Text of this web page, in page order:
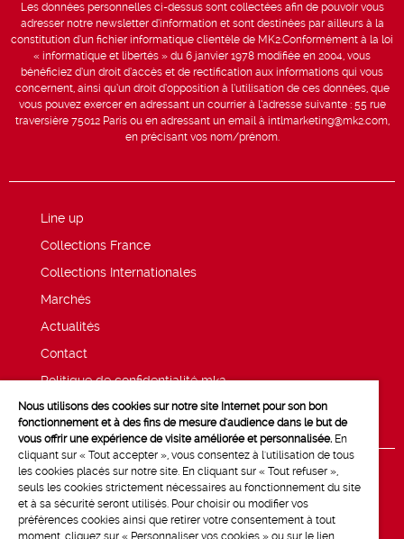
Les données personnelles ci-dessus sont collectées afin de pouvoir vous
adresser notre newsletter d’information et sont destinées par ailleurs à la
constitution d’un fichier informatique clientèle de MK2.Conformément à la loi
« informatique et libertés » du 6 janvier 1978 modifiée en 2004, vous
bénéficiez d’un droit d’accès et de rectification aux informations qui vous
concernent, ainsi qu’un droit d’opposition à l’utilisation de ces données, que
vous pouvez exercer en adressant un courrier à l’adresse suivante : 55 rue
traversière 75012 Paris ou en adressant un email à intlmarketing@mk2.com,
en précisant vos nom/prénom.
Line up
Collections France
Collections Internationales
Marchés
Actualités
Contact
Politique de confidentialité mk2
Mentions légales
Nous utilisons des cookies sur notre site Internet pour son bon
fonctionnement et à des fins de mesure d'audience dans le but de
vous offrir une expérience de visite améliorée et personnalisée. En
cliquant sur « Tout accepter », vous consentez à l'utilisation de tous
les cookies placés sur notre site. En cliquant sur « Tout refuser »,
seuls les cookies strictement nécessaires au fonctionnement du site
et à sa sécurité seront utilisés. Pour choisir ou modifier vos
préférences cookies ainsi que retirer votre consentement à tout
moment, cliquez sur « Personnaliser vos cookies » ou sur le lien